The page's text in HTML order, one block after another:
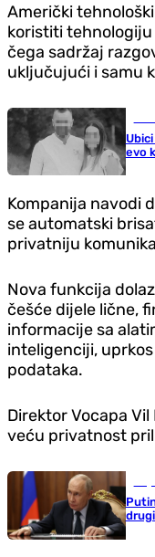
Američki
koristiti
čega sadržaj
uključujući i samu
evo
Kompanija navodi
se automatski
privatniju
Nova funkcija
češće dijele lične,
informacije sa
inteligenciji,
podataka.
Direktor Vocapa
veću privatnost